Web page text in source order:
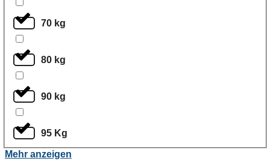
70 kg
80 kg
90 kg
95 Kg
Mehr anzeigen